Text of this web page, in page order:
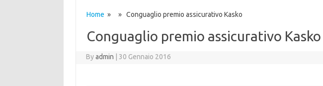
Home » » Conguaglio premio assicurativo Kasko
Conguaglio premio assicurativo Kasko
Byadmin 30 Gennaio 2016